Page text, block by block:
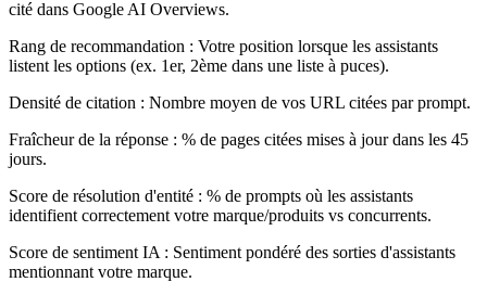
cité dans Google AI Overviews.
Rang de recommandation : Votre position lorsque les assistants
listent les options (ex. 1er, 2ème dans une liste à puces).
Densité de citation : Nombre moyen de vos URL citées par prompt.
Fraîcheur de la réponse : % de pages citées mises à jour dans les 45
jours.
Score de résolution d'entité : % de prompts où les assistants
identifient correctement votre marque/produits vs concurrents.
Score de sentiment IA : Sentiment pondéré des sorties d'assistants
mentionnant votre marque.